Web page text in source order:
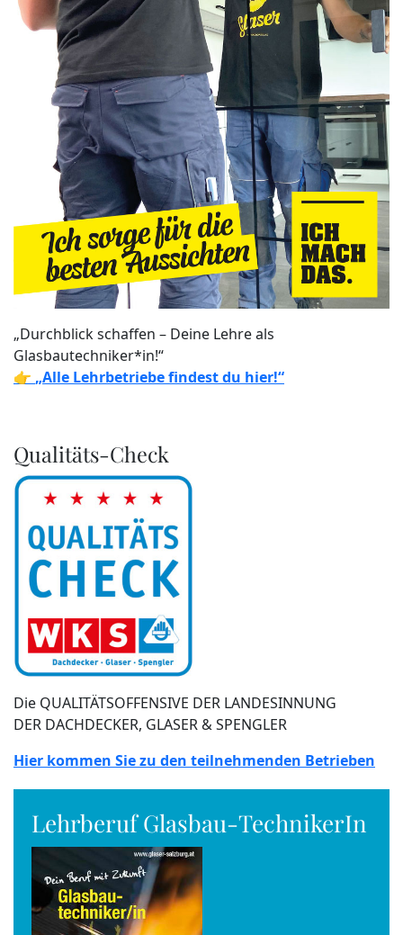
„Durchblick schaffen – Deine Lehre als
Glasbautechniker*in!“
👉 „Alle Lehrbetriebe findest du hier!“
Qualitäts-Check
Die QUALITÄTSOFFENSIVE DER LANDESINNUNG
DER DACHDECKER, GLASER & SPENGLER
Hier kommen Sie zu den teilnehmenden Betrieben
Lehrberuf Glasbau-TechnikerIn